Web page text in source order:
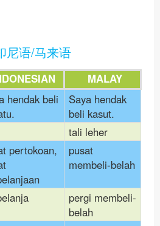
尼语/马来语
MALAY
hendak beli
Saya hendak
beli kasut.
tali leher
pertokoan,
pusat
membeli-belah
pergi membeli-
belah